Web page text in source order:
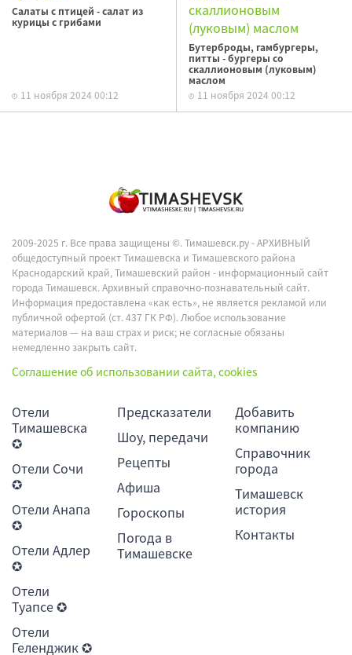
Салаты с птицей - салат из
курицы с грибами
11 ноября 2024 00:12
Бутерброды, гамбургеры,
питты - бургеры со
скаллионовым (луковым)
маслом
11 ноября 2024 00:12
2009-2025 г. Все права защищены ©.Тимашевск.ру - АРХИВНЫЙ
общедоступный проект Тимашевска и Тимашевского района
Краснодарский край, Тимашевский район - информационный сайт
города Тимашевск. Архивный справочно-познавательный сайт.
Информация предоставлена «как есть», не является рекламой или
публичной офертой (ст. 437 ГК РФ). Любое использование
материалов — на ваш страх и риск; не согласные обязаны
немедленно закрыть сайт.
Соглашение об использовании сайта, cookies
Отели
Тимашевска
✪
Отели Сочи
✪
Отели Анапа
✪
Отели Адлер
✪
Отели
Туапсе ✪
Отели
Геленджик ✪
Предсказатели
Шоу, передачи
Рецепты
Афиша
Гороскопы
Погода в
Тимашевске
Добавить
компанию
Справочник
города
Тимашевск
история
Контакты